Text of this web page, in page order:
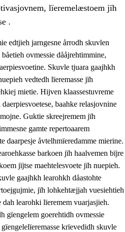
lïerehtimmie
jïh barkoejielemisnie
jïh skuvleevtiedimmie
lïeremelæstoem jïh
.
edtjieh jarngesne årrodh skuvlen
ovmessie dååjrehtimmine,
Skuvle tjuara gaajhkh
vedtedh lïeremasse jïh
mietie. Hijven klaassestuvreme
baahke relasjovnine
Guktie skreejremem jïh
gamte repertoaarem
daarpesje åvtelhmïeredamme mierine.
barkoen jïh haalvemen bïjre
jïjtse maehtelesvoete jïh nuepieh.
gaajhkh learohkh dåastohte
jïh lohkehtæjjah vuesiehtieh
learohki lïeremem vuarjasjieh.
gïengelem goerehtidh ovmessie
krïevedidh skuvle